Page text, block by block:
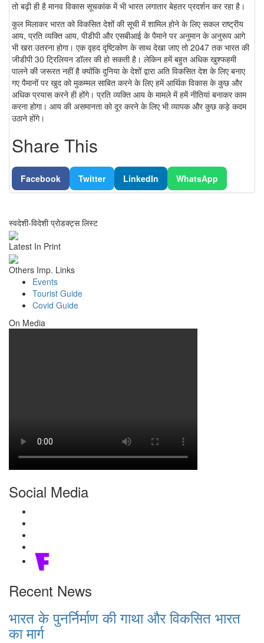
तो बढ़ी ही है मानव विकास सूचकांक में भी भारत लगातार बेहतर प्रदर्शन कर रहा है।
कुल मिलाकर भारत को विकसित देशों की सूची में शामिल होने के लिए सकल राष्ट्रीय
आय, प्रति व्यक्ति आय, पीडीपी और एसबीआई के पैमाने पर अनुमान के अनुरूप आगे
भी खरा उतरना होगा। एक वृहद दृष्टिकोण के साथ देखा जाए तो 2047 तक भारत की
जीडीपी 30 ट्रिलियन डॉलर की हो सकती है। लेकिन हमें बहुत अधिक खुश्फहमी
पालने की जरूरत नहीं है क्योंकि दुनिया के देशों द्वारा अति विकसित देश के लिए बनाए
गए पैमानों पर खुद को मुकम्मल साबित करने के लिए हमें आर्थिक विकास के कुछ और
अधिक प्रयास करने ही होंगे। प्रति व्यक्ति आय के मामले में हमें नीतियां बनाकर काम
करना होगा। आय की असमानता को दूर करने के लिए भी व्यापक और कुछ कड़े कदम
उठाने होंगे।
Share This
Facebook Twitter LinkedIn WhatsApp
स्वदेशी-विदेशी प्रोडक्ट्स लिस्ट
Latest In Print
Others Imp. Links
Events
Tourist Guide
Covid Guide
On Media
Social Media
Recent News
भारत के पुनर्निर्माण की गाथा और विकसित भारत
का मार्ग